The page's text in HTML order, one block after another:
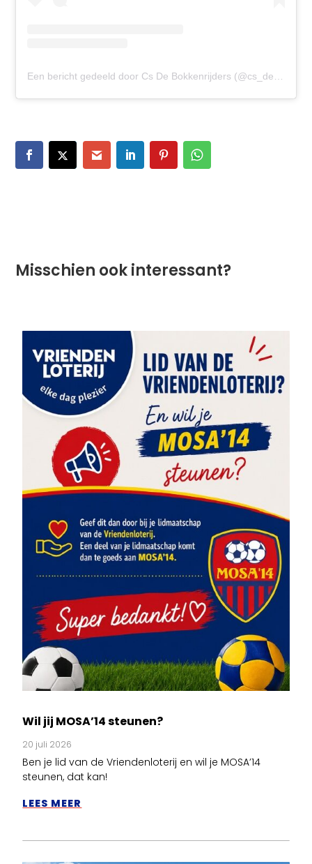
Misschien ook interessant?
Wil jij MOSA’14 steunen?
20 juli 2026
Ben je lid van de Vriendenloterij en wil je MOSA’14
steunen, dat kan!
LEES MEER